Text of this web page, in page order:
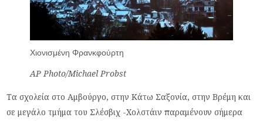
Χιονισμένη Φρανκφούρτη
AP Photo/Michael Probst
Τα σχολεία στο Αμβούργο, στην Κάτω Σαξονία, στην Βρέμη και
σε μεγάλο τμήμα του Σλέσβιχ -Χολστάιν παραμένουν σήμερα